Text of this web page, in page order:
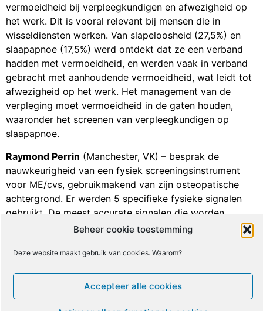
Beheer cookie toestemming
Deze website maakt gebruik van cookies. Waarom?
Accepteer alle cookies
vermoeidheid bij verpleegkundigen en afwezigheid op
het werk. Dit is vooral relevant bij mensen die in
wisseldiensten werken. Van slapeloosheid (27,5%) en
slaapapnoe (17,5%) werd ontdekt dat ze een verband
hadden met vermoeidheid, en werden vaak in verband
gebracht met aanhoudende vermoeidheid, wat leidt tot
afwezigheid op het werk. Het management van de
verpleging moet vermoeidheid in de gaten houden,
waaronder het screenen van verpleegkundigen op
slaapapnoe.
Raymond Perrin (Manchester, VK) – besprak de
nauwkeurigheid van een fysiek screeningsinstrument
voor ME/cvs, gebruikmakend van zijn osteopatische
achtergrond. Er werden 5 specifieke fysieke signalen
gebruikt. De meest accurate signalen die worden
gebruikt om tot een ME/cvs-diagnose te komen, waren
disfunctie van de thoracale wervelkolom, gevoeligheid
in de maagstreek [solar plexus] en gevoeligheid in de
zijn bij de diagnose.